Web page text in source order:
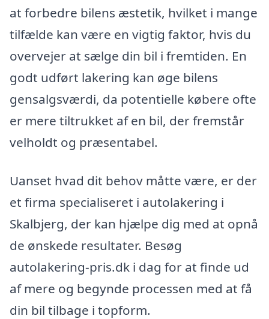
at forbedre bilens æstetik, hvilket i mange
tilfælde kan være en vigtig faktor, hvis du
overvejer at sælge din bil i fremtiden. En
godt udført lakering kan øge bilens
gensalgsværdi, da potentielle købere ofte
er mere tiltrukket af en bil, der fremstår
velholdt og præsentabel.
Uanset hvad dit behov måtte være, er der
et firma specialiseret i autolakering i
Skalbjerg, der kan hjælpe dig med at opnå
de ønskede resultater. Besøg
autolakering-pris.dk i dag for at finde ud
af mere og begynde processen med at få
din bil tilbage i topform.